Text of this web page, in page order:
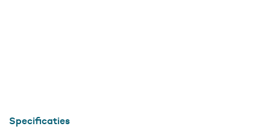
Specificaties